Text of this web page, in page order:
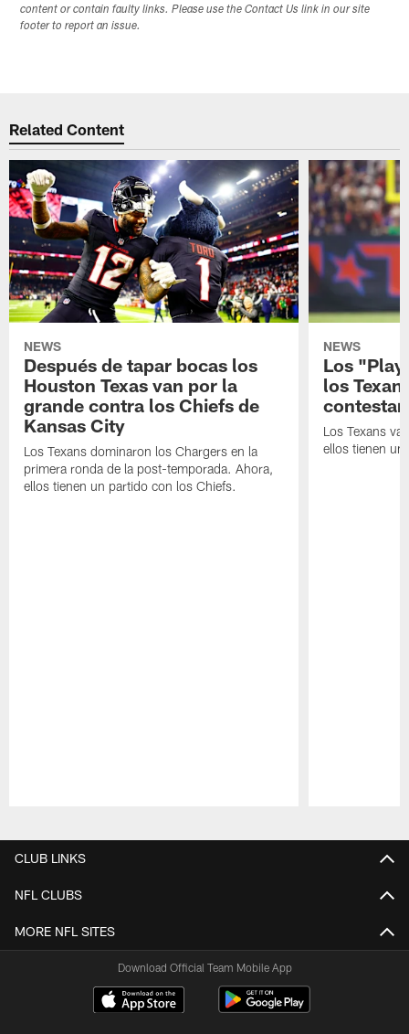
content or contain faulty links. Please use the Contact Us link in our site
footer to report an issue.
Related Content
NEWS
Después de tapar bocas los
Houston Texas van por la
grande contra los Chiefs de
Kansas City
Los Texans dominaron los Chargers en la
primera ronda de la post-temporada. Ahora,
ellos tienen un partido con los Chiefs.
NEWS
Los
los
contestar
Los Texans
ellos tienen un
CLUB LINKS
NFL CLUBS
MORE NFL SITES
Download Official Team Mobile App